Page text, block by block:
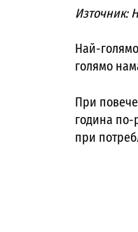
Източник:
Най-
голямо
При
година по-
при